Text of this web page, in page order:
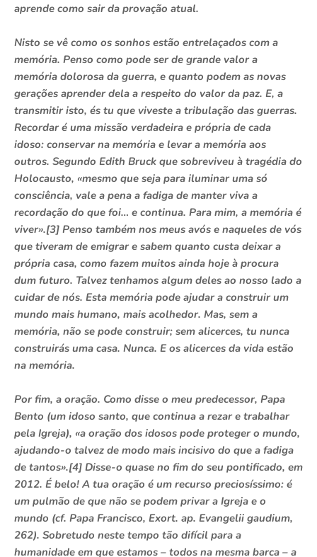
aprende como sair da provação atual.
Nisto se vê como os sonhos estão entrelaçados com a
memória. Penso como pode ser de grande valor a
memória dolorosa da guerra, e quanto podem as novas
gerações aprender dela a respeito do valor da paz. E, a
transmitir isto, és tu que viveste a tribulação das guerras.
Recordar é uma missão verdadeira e própria de cada
idoso: conservar na memória e levar a memória aos
outros. Segundo Edith Bruck que sobreviveu à tragédia do
Holocausto, «mesmo que seja para iluminar uma só
consciência, vale a pena a fadiga de manter viva a
recordação do que foi… e continua. Para mim, a memória é
viver».[3] Penso também nos meus avós e naqueles de vós
que tiveram de emigrar e sabem quanto custa deixar a
própria casa, como fazem muitos ainda hoje à procura
dum futuro. Talvez tenhamos algum deles ao nosso lado a
cuidar de nós. Esta memória pode ajudar a construir um
mundo mais humano, mais acolhedor. Mas, sem a
memória, não se pode construir; sem alicerces, tu nunca
construirás uma casa. Nunca. E os alicerces da vida estão
na memória.
Por fim, a oração. Como disse o meu predecessor, Papa
Bento (um idoso santo, que continua a rezar e trabalhar
pela Igreja), «a oração dos idosos pode proteger o mundo,
ajudando-o talvez de modo mais incisivo do que a fadiga
de tantos».[4] Disse-o quase no fim do seu pontificado, em
2012. É belo! A tua oração é um recurso preciosíssimo: é
um pulmão de que não se podem privar a Igreja e o
mundo (cf. Papa Francisco, Exort. ap. Evangelii gaudium,
262). Sobretudo neste tempo tão difícil para a
humanidade em que estamos – todos na mesma barca – a